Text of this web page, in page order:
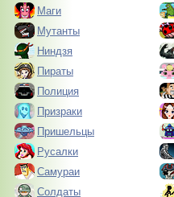
Маги
Мутанты
Ниндзя
Пираты
Полиция
Призраки
Пришельцы
Русалки
Самураи
Солдаты